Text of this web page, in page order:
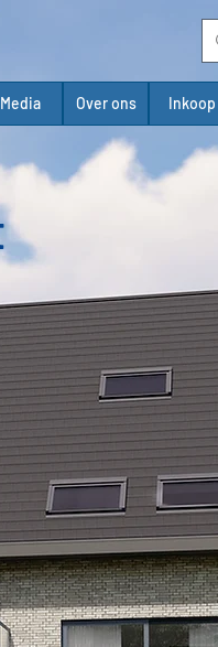
Media Over ons Inkoop